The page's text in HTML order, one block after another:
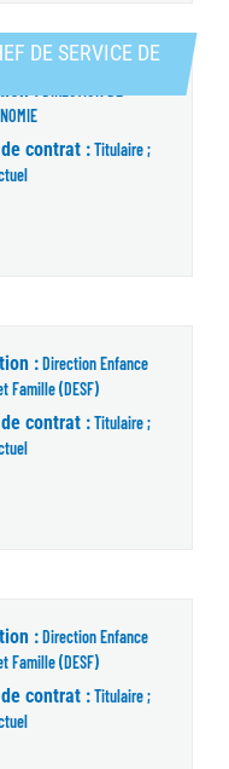
DE SERVICE DE
:
contrat :Titulaire ;
:Direction Enfance
Famille (DESF)
contrat :Titulaire ;
fenêtre)
:Direction Enfance
Famille (DESF)
contrat :Titulaire ;